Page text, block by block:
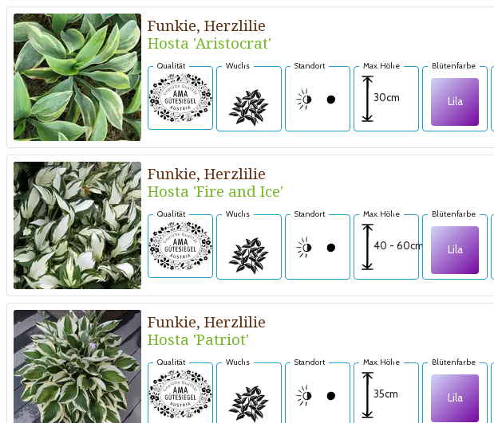
Funkie, Herzlilie
Hosta 'Aristocrat'
Qualität Wuchs Standort Max. Höhe
30cm
Blütenfarbe
Lila
Funkie, Herzlilie
Hosta 'Fire and Ice'
Qualität Wuchs Standort Max. Höhe
40 - 60cm
Blütenfarbe
Lila
Funkie, Herzlilie
Hosta 'Patriot'
Qualität Wuchs Standort Max. Höhe
35cm
Blütenfarbe
Lila